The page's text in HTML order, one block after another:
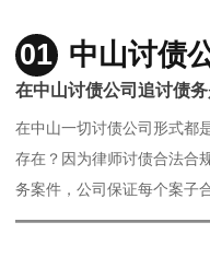
01 中山讨债
在中山讨债公司追讨债
在中山一切讨债公司形式都
存在？因为律师讨债合法合
务案件，公司保证每个案子